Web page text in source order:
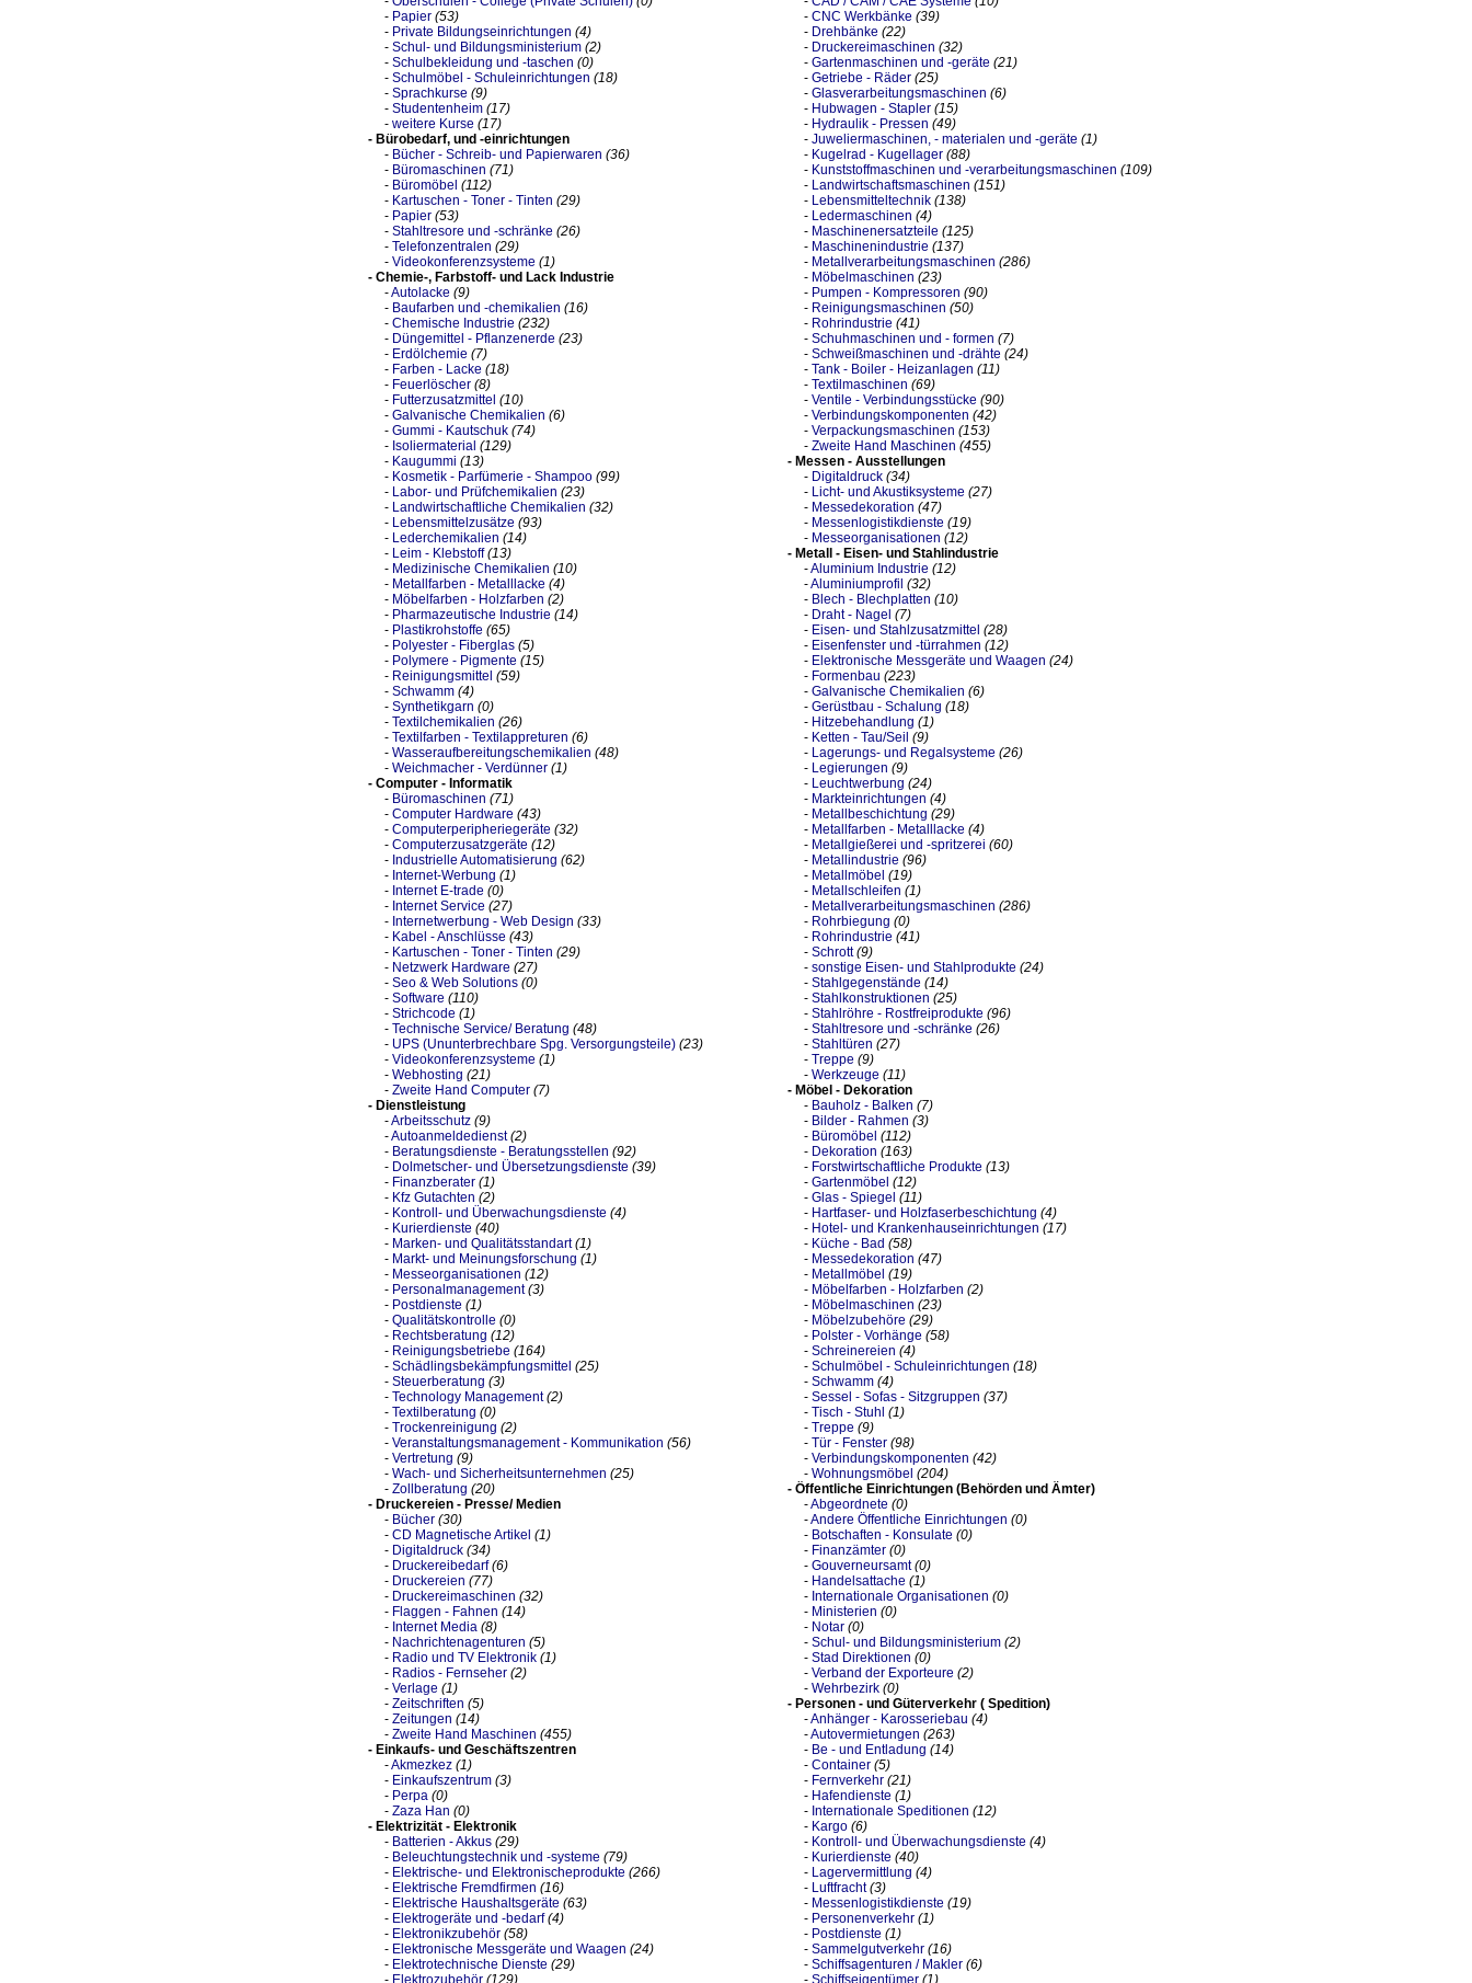
- Papier (53)
- Private Bildungseinrichtungen (4)
- Schul- und Bildungsministerium (2)
- Schulbekleidung und -taschen (0)
- Schulmöbel - Schuleinrichtungen (18)
- Sprachkurse (9)
- Studentenheim (17)
- weitere Kurse (17)
- Bürobedarf, und -einrichtungen
- Bücher - Schreib- und Papierwaren (36)
- Büromaschinen (71)
- Büromöbel (112)
- Kartuschen - Toner - Tinten (29)
- Papier (53)
- Stahltresore und -schränke (26)
- Telefonzentralen (29)
- Videokonferenzsysteme (1)
- Chemie-, Farbstoff- und Lack Industrie
-Autolacke (9)
- Baufarben und -chemikalien (16)
- Chemische Industrie (232)
- Düngemittel - Pflanzenerde (23)
- Erdölchemie (7)
- Farben - Lacke (18)
- Feuerlöscher (8)
- Futterzusatzmittel (10)
- Galvanische Chemikalien (6)
- Gummi - Kautschuk (74)
- Isoliermaterial (129)
- Kaugummi (13)
- Kosmetik - Parfümerie - Shampoo (99)
- Labor- und Prüfchemikalien (23)
- Landwirtschaftliche Chemikalien (32)
- Lebensmittelzusätze (93)
- Lederchemikalien (14)
- Leim - Klebstoff (13)
- Medizinische Chemikalien (10)
- Metallfarben - Metalllacke (4)
- Möbelfarben - Holzfarben (2)
- Pharmazeutische Industrie (14)
- Plastikrohstoffe (65)
- Polyester - Fiberglas (5)
- Polymere - Pigmente (15)
- Reinigungsmittel (59)
- Schwamm (4)
- Synthetikgarn (0)
- Textilchemikalien (26)
- Textilfarben - Textilappreturen (6)
- Wasseraufbereitungschemikalien (48)
- Weichmacher - Verdünner (1)
- Computer - Informatik
- Büromaschinen (71)
- Computer Hardware (43)
- Computerperipheriegeräte (32)
- Computerzusatzgeräte (12)
- Industrielle Automatisierung (62)
- Internet-Werbung (1)
- Internet E-trade (0)
- Internet Service (27)
- Internetwerbung - Web Design (33)
- Kabel - Anschlüsse (43)
- Kartuschen - Toner - Tinten (29)
- Netzwerk Hardware (27)
- Seo & Web Solutions (0)
- Software (110)
- Strichcode (1)
- Technische Service/ Beratung (48)
- UPS (Ununterbrechbare Spg. Versorgungsteile) (23)
- Videokonferenzsysteme (1)
- Webhosting (21)
- Zweite Hand Computer (7)
- Dienstleistung
-Arbeitsschutz (9)
-Autoanmeldedienst (2)
- Beratungsdienste - Beratungsstellen (92)
- Dolmetscher- und Übersetzungsdienste (39)
- Finanzberater (1)
- Kfz Gutachten (2)
- Kontroll- und Überwachungsdienste (4)
- Kurierdienste (40)
- Marken- und Qualitätsstandart (1)
- Markt- und Meinungsforschung (1)
- Messeorganisationen (12)
- Personalmanagement (3)
- Postdienste (1)
- Qualitätskontrolle (0)
- Rechtsberatung (12)
- Reinigungsbetriebe (164)
- Schädlingsbekämpfungsmittel (25)
- Steuerberatung (3)
- Technology Management (2)
- Textilberatung (0)
- Trockenreinigung (2)
- Veranstaltungsmanagement - Kommunikation (56)
- Vertretung (9)
- Wach- und Sicherheitsunternehmen (25)
- Zollberatung (20)
- Druckereien - Presse/ Medien
- Bücher (30)
- CD Magnetische Artikel (1)
- Digitaldruck (34)
- Druckereibedarf (6)
- Druckereien (77)
- Druckereimaschinen (32)
- Flaggen - Fahnen (14)
- Internet Media (8)
- Nachrichtenagenturen (5)
- Radio und TV Elektronik (1)
- Radios - Fernseher (2)
- Verlage (1)
- Zeitschriften (5)
- Zeitungen (14)
- Zweite Hand Maschinen (455)
- Einkaufs- und Geschäftszentren
-Akmezkez (1)
- Einkaufszentrum (3)
- Perpa (0)
- Zaza Han (0)
- Elektrizität - Elektronik
- Batterien - Akkus (29)
- Beleuchtungstechnik und -systeme (79)
- Elektrische- und Elektronischeprodukte (266)
- Elektrische Fremdfirmen (16)
- Elektrische Haushaltsgeräte (63)
- Elektrogeräte und -bedarf (4)
- Elektronikzubehör (58)
- Elektronische Messgeräte und Waagen (24)
- Elektrotechnische Dienste (29)
- Elektrozubehör (129)
- CNC Werkbänke (39)
- Drehbänke (22)
- Druckereimaschinen (32)
- Gartenmaschinen und -geräte (21)
- Getriebe - Räder (25)
- Glasverarbeitungsmaschinen (6)
- Hubwagen - Stapler (15)
- Hydraulik - Pressen (49)
- Juweliermaschinen, - materialen und -geräte (1)
- Kugelrad - Kugellager (88)
- Kunststoffmaschinen und -verarbeitungsmaschinen (109)
- Landwirtschaftsmaschinen (151)
- Lebensmitteltechnik (138)
- Ledermaschinen (4)
- Maschinenersatzteile (125)
- Maschinenindustrie (137)
- Metallverarbeitungsmaschinen (286)
- Möbelmaschinen (23)
- Pumpen - Kompressoren (90)
- Reinigungsmaschinen (50)
- Rohrindustrie (41)
- Schuhmaschinen und - formen (7)
- Schweißmaschinen und -drähte (24)
- Tank - Boiler - Heizanlagen (11)
- Textilmaschinen (69)
- Ventile - Verbindungsstücke (90)
- Verbindungskomponenten (42)
- Verpackungsmaschinen (153)
- Zweite Hand Maschinen (455)
- Messen - Ausstellungen
- Digitaldruck (34)
- Licht- und Akustiksysteme (27)
- Messedekoration (47)
- Messenlogistikdienste (19)
- Messeorganisationen (12)
- Metall - Eisen- und Stahlindustrie
-Aluminium Industrie (12)
-Aluminiumprofil (32)
- Blech - Blechplatten (10)
- Draht - Nagel (7)
- Eisen- und Stahlzusatzmittel (28)
- Eisenfenster und -türrahmen (12)
- Elektronische Messgeräte und Waagen (24)
- Formenbau (223)
- Galvanische Chemikalien (6)
- Gerüstbau - Schalung (18)
- Hitzebehandlung (1)
- Ketten - Tau/Seil (9)
- Lagerungs- und Regalsysteme (26)
- Legierungen (9)
- Leuchtwerbung (24)
- Markteinrichtungen (4)
- Metallbeschichtung (29)
- Metallfarben - Metalllacke (4)
- Metallgießerei und -spritzerei (60)
- Metallindustrie (96)
- Metallmöbel (19)
- Metallschleifen (1)
- Metallverarbeitungsmaschinen (286)
- Rohrbiegung (0)
- Rohrindustrie (41)
- Schrott (9)
- sonstige Eisen- und Stahlprodukte (24)
- Stahlgegenstände (14)
- Stahlkonstruktionen (25)
- Stahlröhre - Rostfreiprodukte (96)
- Stahltresore und -schränke (26)
- Stahltüren (27)
- Treppe (9)
- Werkzeuge (11)
- Möbel - Dekoration
- Bauholz - Balken (7)
- Bilder - Rahmen (3)
- Büromöbel (112)
- Dekoration (163)
- Forstwirtschaftliche Produkte (13)
- Gartenmöbel (12)
- Glas - Spiegel (11)
- Hartfaser- und Holzfaserbeschichtung (4)
- Hotel- und Krankenhauseinrichtungen (17)
- Küche - Bad (58)
- Messedekoration (47)
- Metallmöbel (19)
- Möbelfarben - Holzfarben (2)
- Möbelmaschinen (23)
- Möbelzubehöre (29)
- Polster - Vorhänge (58)
- Schreinereien (4)
- Schulmöbel - Schuleinrichtungen (18)
- Schwamm (4)
- Sessel - Sofas - Sitzgruppen (37)
- Tisch - Stuhl (1)
- Treppe (9)
- Tür - Fenster (98)
- Verbindungskomponenten (42)
- Wohnungsmöbel (204)
- Öffentliche Einrichtungen (Behörden und Ämter)
-Abgeordnete (0)
-Andere Öffentliche Einrichtungen (0)
- Botschaften - Konsulate (0)
- Finanzämter (0)
- Gouverneursamt (0)
- Handelsattache (1)
- Internationale Organisationen (0)
- Ministerien (0)
- Notar (0)
- Schul- und Bildungsministerium (2)
- Stad Direktionen (0)
- Verband der Exporteure (2)
- Wehrbezirk (0)
- Personen - und Güterverkehr ( Spedition)
-Anhänger - Karosseriebau (4)
-Autovermietungen (263)
- Be - und Entladung (14)
- Container (5)
- Fernverkehr (21)
- Hafendienste (1)
- Internationale Speditionen (12)
- Kargo (6)
- Kontroll- und Überwachungsdienste (4)
- Kurierdienste (40)
- Lagervermittlung (4)
- Luftfracht (3)
- Messenlogistikdienste (19)
- Personenverkehr (1)
- Postdienste (1)
- Sammelgutverkehr (16)
- Schiffsagenturen / Makler (6)
- Schiffseigentümer (1)